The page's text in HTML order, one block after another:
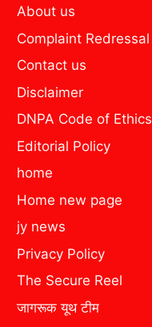
About us
Complaint Redressal
Contact us
Disclaimer
DNPA Code of Ethics
Editorial Policy
home
Home new page
jy news
Privacy Policy
The Secure Reel
जागरूक यूथ टीम